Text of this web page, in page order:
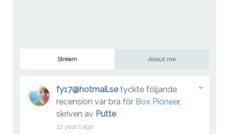
Stream About me
fy17@hotmail.setyckte följande
recension var bra för Box Pioneer,
skriven av Putte
12 years ago